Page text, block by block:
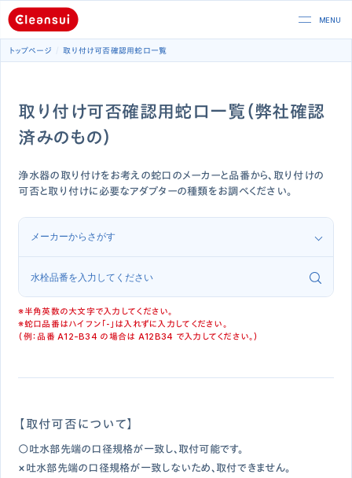
トップページ 取り付け可否確認用蛇口一覧
取り付け可否確認用蛇口一覧（弊社確認
済みのもの）
浄水器の取り付けをお考えの蛇口のメーカーと品番から、取り付けの
可否と取り付けに必要なアダプターの種類をお調べください。
※半角英数の大文字で入力してください。
※蛇口品番はハイフン「‐」は入れずに入力してください。
（例：品番 A12-B34 の場合は A12B34 で入力してください。）
【取付可否について】
○吐水部先端の口径規格が一致し、取付可能です。
×吐水部先端の口径規格が一致しないため、取付できません。